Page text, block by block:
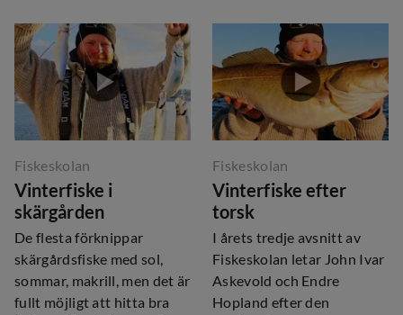
Fiskeskolan
Vinterfiske i
skärgården
De flesta förknippar
skärgårdsfiske med sol,
sommar, makrill, men det är
fullt möjligt att hitta bra
Fiskeskolan
Vinterfiske efter
torsk
I årets tredje avsnitt av
Fiskeskolan letar John Ivar
Askevold och Endre
Hopland efter den